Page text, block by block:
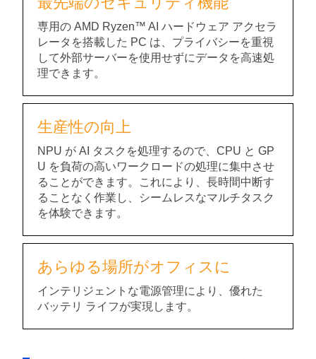
専用の AMD Ryzen™ AI ハードウェア アクセラ
レータを搭載した PC は、プライバシーを重視
して外部サーバーを使用せずにデータを高速処
理できます。
生産性の向上
NPU が AI タスクを処理するので、CPU と GP
U を負荷の高いワークロードの処理に集中させ
ることができます。これにより、長時間中断す
ることなく作業し、シームレスなマルチタスク
を体験できます。
あらゆる場所がオフィスに
インテリジェントな電源管理により、優れた
バッテリ ライフが実現します。